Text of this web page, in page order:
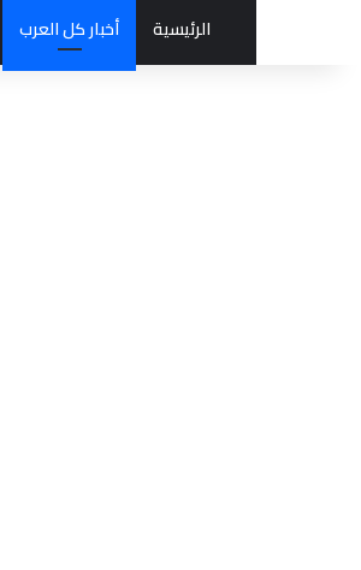
الرئيسية أخبار كل العرب